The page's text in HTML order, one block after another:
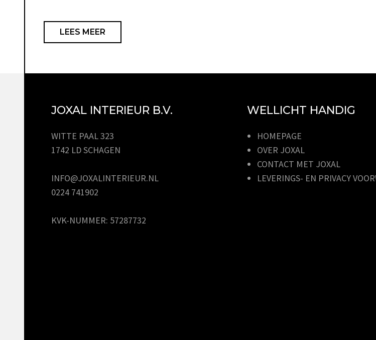
LEES MEER
JOXAL INTERIEUR B.V.
WITTE PAAL 323
1742 LD SCHAGEN
INFO@JOXALINTERIEUR.NL
0224 741902
KVK-NUMMER: 57287732
WELLICHT HANDIG
HOMEPAGE
OVER JOXAL
CONTACT MET JOXAL
LEVERINGS- EN PRIVACY